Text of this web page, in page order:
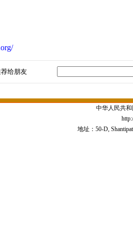
给朋友
中华人民共
地址：50-D,